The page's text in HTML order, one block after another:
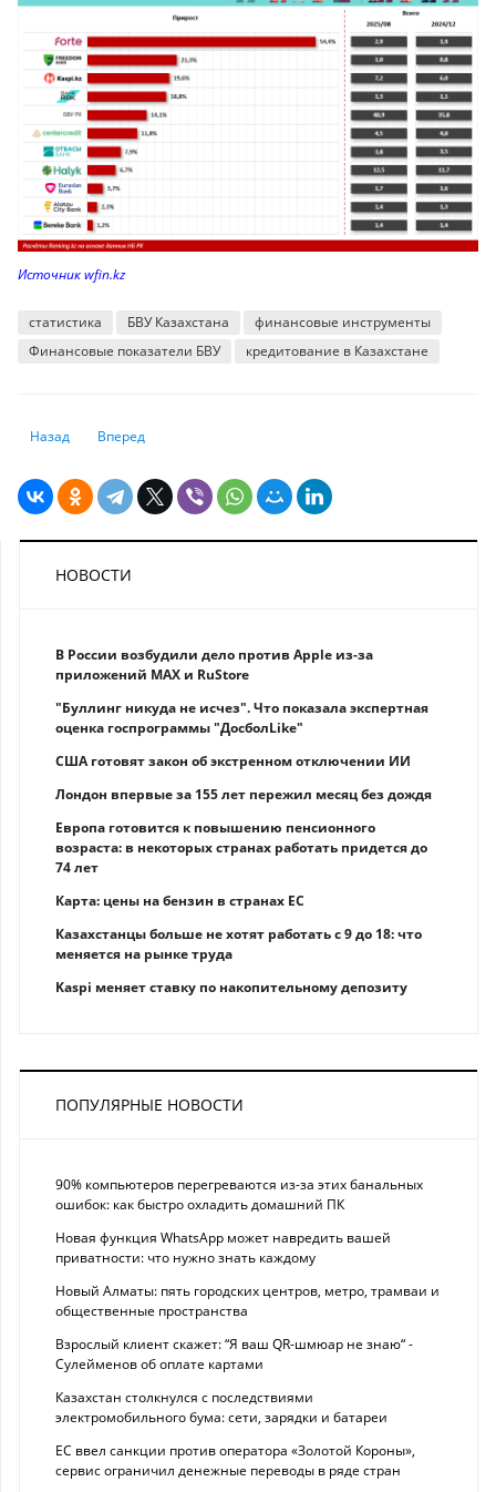
Источник wfin.kz
статистика БВУ Казахстана
финансовые инструменты
Финансовые показатели БВУ
кредитование в Казахстане
Предыдущий: Товарооборот между Казахстаном и США достиг
Назад Следующий: Сколько денег тратят на
Вперед
НОВОСТИ
В России возбудили дело против Apple из-за
приложений MAX и RuStore
"Буллинг никуда не исчез". Что показала экспертная
оценка госпрограммы "ДосболLike"
США готовят закон об экстренном отключении ИИ
Лондон впервые за 155 лет пережил месяц без дождя
Европа готовится к повышению пенсионного
возраста: в некоторых странах работать придется до
74 лет
Карта: цены на бензин в странах ЕС
Казахстанцы больше не хотят работать с 9 до 18: что
меняется на рынке труда
Kaspi меняет ставку по накопительному депозиту
ПОПУЛЯРНЫЕ НОВОСТИ
90% компьютеров перегреваются из-за этих банальных
ошибок: как быстро охладить домашний ПК
Новая функция WhatsApp может навредить вашей
приватности: что нужно знать каждому
Новый Алматы: пять городских центров, метро, трамваи и
общественные пространства
Взрослый клиент скажет: “Я ваш QR-шмюар не знаю“ -
Сулейменов об оплате картами
Казахстан столкнулся с последствиями
электромобильного бума: сети, зарядки и батареи
ЕС ввел санкции против оператора «Золотой Короны»,
сервис ограничил денежные переводы в ряде стран